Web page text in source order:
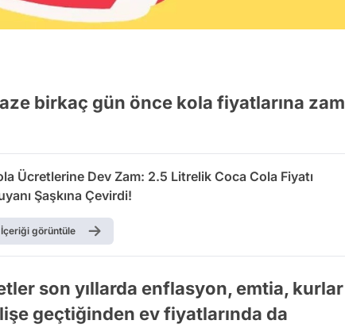
birkaç gün önce kola fiyatlarına zam
Ücretlerine Dev Zam: 2.5 Litrelik Coca Cola Fiyatı
Şaşkına Çevirdi!
İçeriği görüntüle
son yıllarda enflasyon, emtia, kurlar
geçtiğinden ev fiyatlarında da